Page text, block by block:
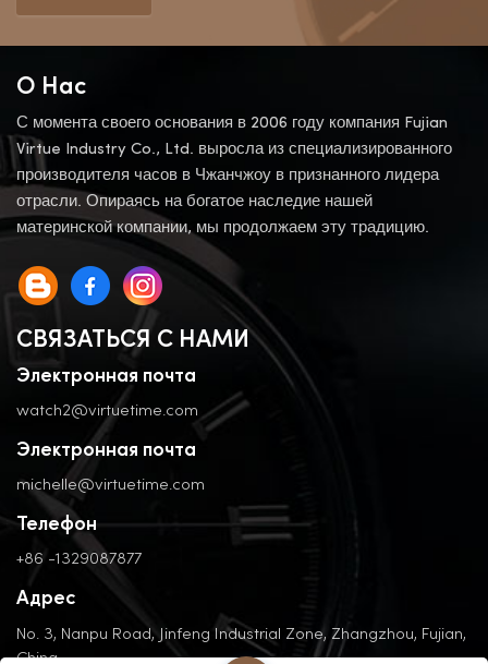
О Нас
С момента своего основания в 2006 году компания Fujian
Virtue Industry Co., Ltd. выросла из специализированного
производителя часов в Чжанчжоу в признанного лидера
отрасли. Опираясь на богатое наследие нашей
материнской компании, мы продолжаем эту традицию.
СВЯЗАТЬСЯ С НАМИ
Электронная почта
watch2@virtuetime.com
Электронная почта
michelle@virtuetime.com
Телефон
+86 -1329087877
Адрес
No. 3, Nanpu Road, Jinfeng Industrial Zone, Zhangzhou, Fujian,
China